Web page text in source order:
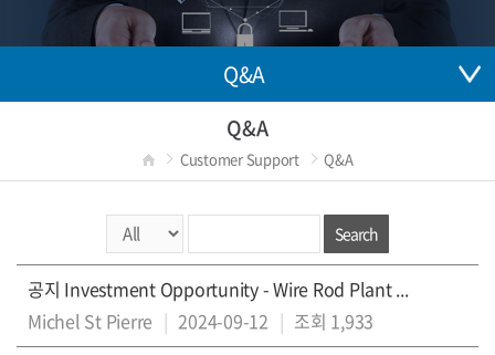
Q&A
Q&A
Customer Support Q&A
Search
공지 Investment Opportunity - Wire Rod Plant ...
Michel St Pierre | 2024-09-12 | 조회 1,933